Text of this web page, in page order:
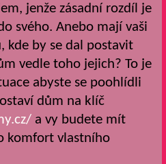
jenže zásadní rozdíl je
svého. Anebo mají vaši
kde by se dal postavit
vedle toho jejich? To je
abyste se poohlídli
dům na klíč
a vy budete mít
komfort vlastního